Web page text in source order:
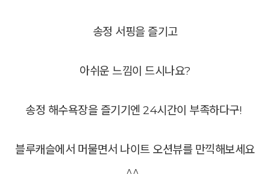
송정 서핑을 즐기고
아쉬운 느낌이 드시나요?
송정 해수욕장을 즐기기엔 24시간이 부족하다구!
블루캐슬에서 머물면서 나이트 오션뷰를 만끽해보세요
^^